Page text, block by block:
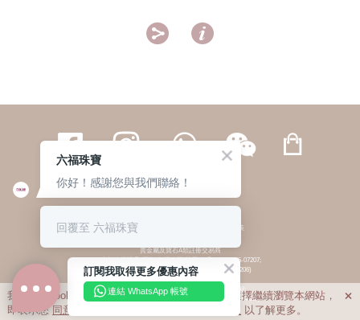
 
繁體 | 簡体
© 六福集團 版權所有 不得轉載 私隱政策
貴金屬及寶石A類註冊交易商
(六福企業禮品(國際)有限公司-註冊號碼:A-B-24-05-07207;
六福電子商貿有限公司-註冊號碼:A-B-24-05-07206)
貴金屬及寶石B類註冊交易商
(六福集團有限公司-註冊號碼:B-B-24-05-07258;
六福珠寶金行(香港)有限公司-註冊號碼:B-B-24-05-07259)
我們利用cookies為您提供最佳的瀏覽體驗。若您選擇繼續瀏覽本網站，
即表示您 同意 私隱政策 以了解更多。

訂閱我取得更多優惠內容
連結 WhatsApp 帳號
六福珠寶
你好！感謝您與我們聯絡！
回覆至 六福珠寶